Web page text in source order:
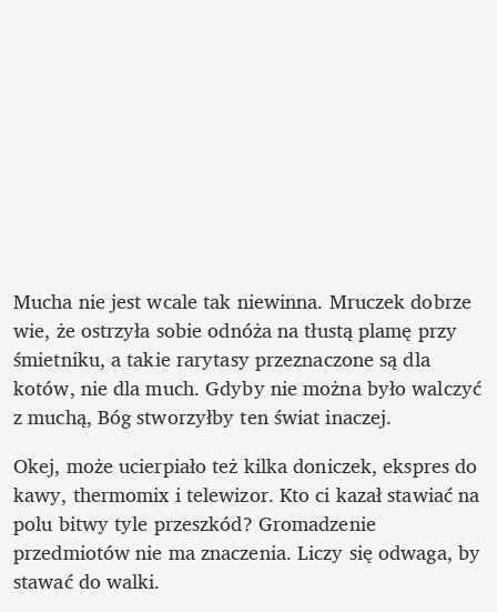
Mucha nie jest wcale tak niewinna. Mruczek dobrze
wie, że ostrzyła sobie odnóża na tłustą plamę przy
śmietniku, a takie rarytasy przeznaczone są dla
kotów, nie dla much. Gdyby nie można było walczyć
z muchą, Bóg stworzyłby ten świat inaczej.
Okej, może ucierpiało też kilka doniczek, ekspres do
kawy, thermomix i telewizor. Kto ci kazał stawiać na
polu bitwy tyle przeszkód? Gromadzenie
przedmiotów nie ma znaczenia. Liczy się odwaga, by
stawać do walki.